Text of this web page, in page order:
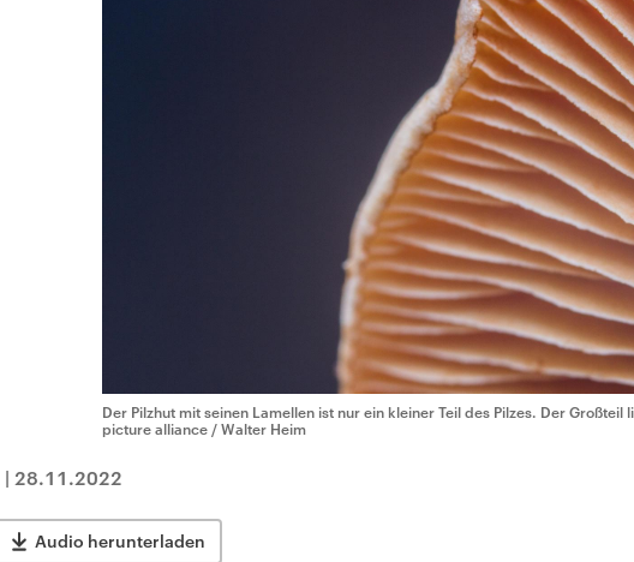
Der Pilzhut mit seinen Lamellen ist nur ein kleiner Teil des Pilzes. Der Großteil
picture alliance / Walter Heim
| 28.11.2022
Audio herunterladen